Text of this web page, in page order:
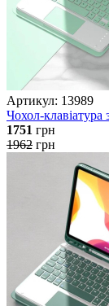
Артикул: 13989
Чохол-
1751 грн
1962 грн